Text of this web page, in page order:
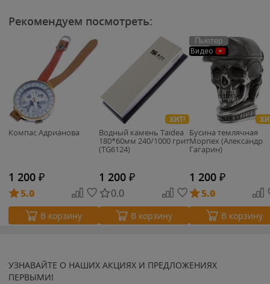
Рекомендуем посмотреть:
Компас Адрианова
1 200 ₽
5.0
В корзину
ХИТ!
Водный камень Taidea
180*60мм 240/1000 грит
(TG6124)
1 200 ₽
0.0
В корзину
Пьютер
Видео
Бусина темлячная
Морпех (Александр
Гагарин)
1 200 ₽
5.0
В корзину
УЗНАВАЙТЕ О НАШИХ АКЦИЯХ И ПРЕДЛОЖЕНИЯХ
ПЕРВЫМИ!